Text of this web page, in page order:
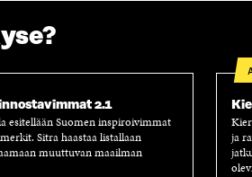
2.1
esitellään Suomen inspiroivimmat
Sitra haastaa listallaan
muuttuvan maailman
ja